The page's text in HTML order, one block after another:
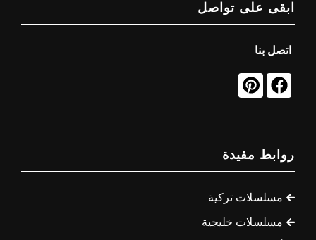
ابقى على تواصل
اتصل بنا
روابط مفيدة
مسلسلات تركية
مسلسلات خليجية